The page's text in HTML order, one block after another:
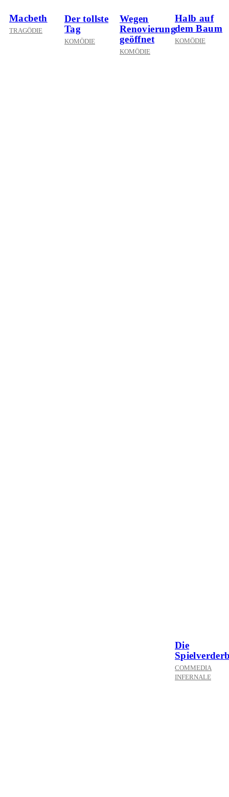
Macbeth
TRAGÖDIE
Der tollste
Tag
KOMÖDIE
Wegen
Renovierung
geöffnet
KOMÖDIE
Halb auf
dem Baum
KOMÖDIE
Die
COMMEDIA
INFERNALE